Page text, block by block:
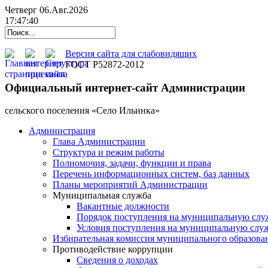
Четверг 06.Авг.2026
17:47:41
Версия сайта для слабовидящих
ГОСТ Р52872-2012
Официальный интернет-сайт Администрации
cельского поселения «Село Ильинка»
Администрация
Глава Администрации
Структура и режим работы
Полномочия, задачи, функции и права
Перечень информационных систем, баз данных
Планы мероприятий Администрации
Муниципальная служба
Вакантные должности
Порядок поступления на муниципальную
Условия поступления на муниципальную
Избирательная комиссия муниципального
Противодействие коррупции
Сведения о доходах